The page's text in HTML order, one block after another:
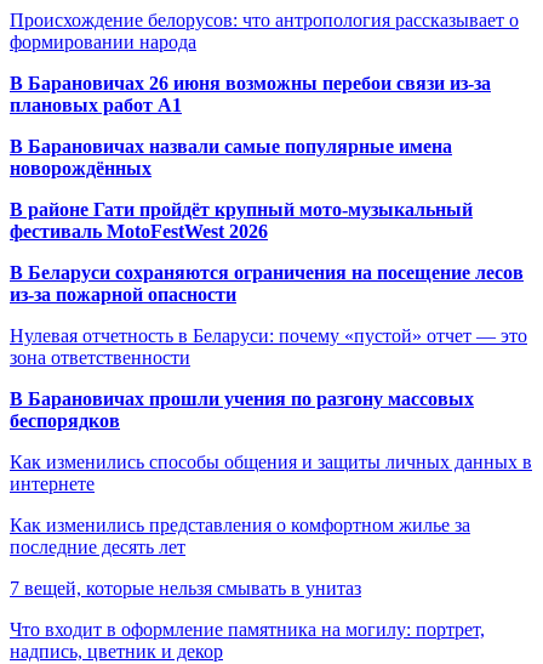
Происхождение белорусов: что антропология рассказывает о
формировании народа
В Барановичах 26 июня возможны перебои связи из-за
плановых работ A1
В Барановичах назвали самые популярные имена
новорождённых
В районе Гати пройдёт крупный мото-музыкальный
фестиваль MotoFestWest 2026
В Беларуси сохраняются ограничения на посещение лесов
из-за пожарной опасности
Нулевая отчетность в Беларуси: почему «пустой» отчет — это
зона ответственности
В Барановичах прошли учения по разгону массовых
беспорядков
Как изменились способы общения и защиты личных данных в
интернете
Как изменились представления о комфортном жилье за
последние десять лет
7 вещей, которые нельзя смывать в унитаз
Что входит в оформление памятника на могилу: портрет,
надпись, цветник и декор